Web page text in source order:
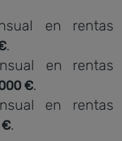
en rentas
.
en rentas
€.
en rentas
€.